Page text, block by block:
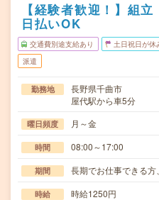
【経験者歓迎！】組
日払いOK
交通費別途支給あり 土日祝日が休
派遣
勤務地
長野県千曲市
屋代駅から車5分
曜日頻度 月～金
時間 08:00～17:00
期間 長期でお仕事できる方
時給 時給1250円